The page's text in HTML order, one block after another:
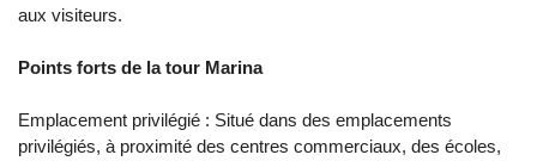
aux visiteurs.
Points forts de la tour Marina
Emplacement privilégié : Situé dans des emplacements
privilégiés, à proximité des centres commerciaux, des écoles,